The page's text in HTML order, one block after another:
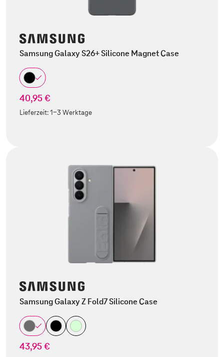
Samsung Galaxy S26+ Silicone Magnet Case
40,95 €
Lieferzeit:1-3 Werktage
Samsung Galaxy Z Fold7 Silicone Case
43,95 €